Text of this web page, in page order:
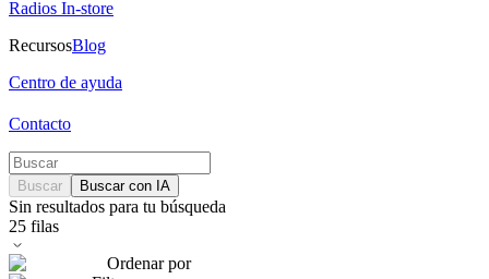
Radios In-store
RecursosBlog
Centro de ayuda
Contacto
Buscar Buscar con IA
Sin resultados para tu búsqueda
25 filas
Ordenar por